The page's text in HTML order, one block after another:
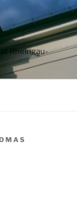
Rheingau-